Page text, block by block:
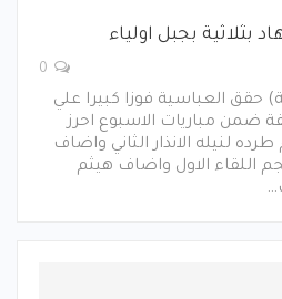
بثلاثية بجبل اولياء
حقق العباسية فوزا كبيرا علي
ضمن مباريات الاسبوع احرز
لنيله الانذار الثاني واضاف
اللقاء الاول واضاف هيثم